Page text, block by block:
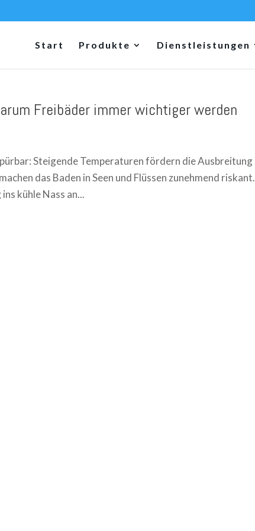
Start Produkte Dienstleistungen
Freibäder immer wichtiger werden
Steigende Temperaturen fördern die Ausbreitung
das Baden in Seen und Flüssen zunehmend riskant.
kühle Nass an...